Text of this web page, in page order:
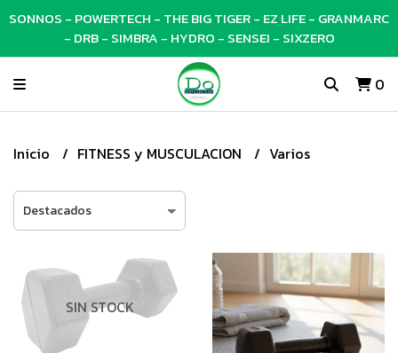
SONNOS - POWERTECH - THE BIG TIGER - EZ LIFE - GRANMARC
- DRB - SIMBRA - HYDRO - SENSEI - SIXZERO
0
Inicio FITNESS y MUSCULACION Varios
SIN STOCK